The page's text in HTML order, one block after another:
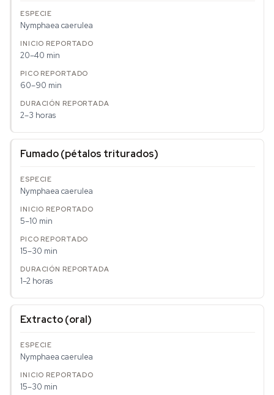
Nymphaea caerulea
20–40 min
60–90 min
2–3 horas
Fumado (pétalos triturados)
Nymphaea caerulea
5–10 min
15–30 min
1–2 horas
Extracto (oral)
Nymphaea caerulea
15–30 min